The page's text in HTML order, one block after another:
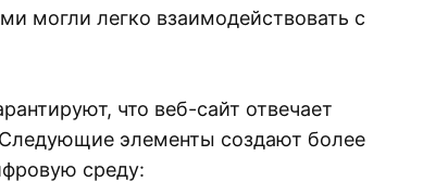
могли легко взаимодействовать с
что веб-сайт отвечает
элементы создают более
среду: